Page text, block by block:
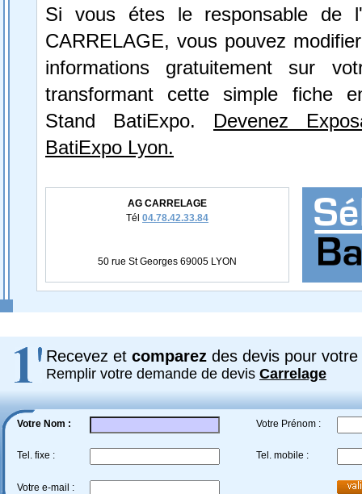
Si vous étes le responsable de
CARRELAGE, vous pouvez
informations gratuitement sur
transformant cette simple fiche
Stand BatiExpo. Devenez
BatiExpo Lyon.
AG CARRELAGE
Tél 04.78.42.33.84
50 rue St Georges 69005 LYON
Recevez et comparez des devis pour votre
Remplir votre demande de devis Carrelage
Votre Nom : Votre Prénom :
Tel. fixe : Tel. mobile :
Votre e-mail :